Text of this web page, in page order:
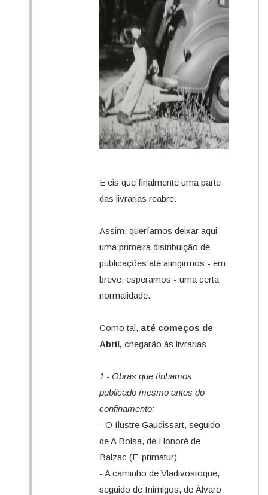
E eis que finalmente uma parte
das livrarias reabre.
Assim, queríamos deixar aqui
uma primeira distribuição de
publicações até atingirmos - em
breve, esperamos - uma certa
normalidade.
Como tal, até começos de
Abril, chegarão às livrarias
1 - Obras que tínhamos
publicado mesmo antes do
confinamento:
- O Ilustre Gaudissart, seguido
de A Bolsa, de Honoré de
Balzac (E-primatur)
- A caminho de Vladivostoque,
seguido de Inimigos, de Álvaro